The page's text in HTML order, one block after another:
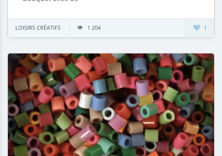
LOISIRS CRÉATIFS 1 204 1